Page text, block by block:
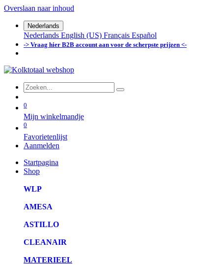
Overslaan naar inhoud
Nederlands
Nederlands English (US) Français Español
-> Vraag hier B2B account aan voor de scherpste prijzen <-
0
Mijn winkelmandje
0
Favorietenlijst
Aanmelden
Startpagina
Shop
WLP
AMESA
ASTILLO
CLEANAIR
MATERIEEL